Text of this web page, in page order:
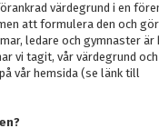
värdegrund i en
att formulera den och
ledare och gymnaster är
vi tagit, vår värdegrund och
vår hemsida (se länk till